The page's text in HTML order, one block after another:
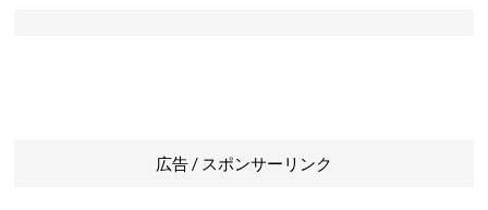
広告 / スポンサーリンク